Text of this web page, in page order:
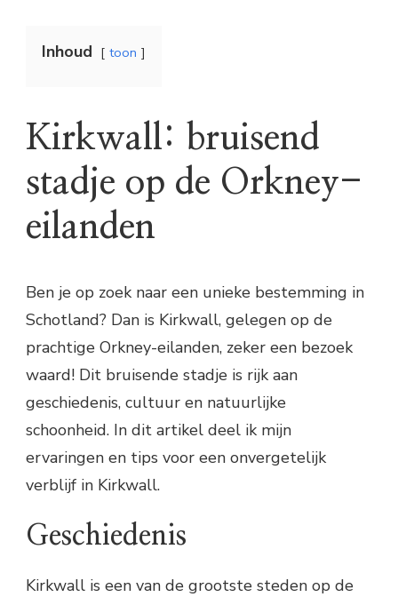
Inhoud toon
Kirkwall: bruisend
stadje op de Orkney-
eilanden
Ben je op zoek naar een unieke bestemming in
Schotland? Dan is Kirkwall, gelegen op de
prachtige Orkney-eilanden, zeker een bezoek
waard! Dit bruisende stadje is rijk aan
geschiedenis, cultuur en natuurlijke
schoonheid. In dit artikel deel ik mijn
ervaringen en tips voor een onvergetelijk
verblijf in Kirkwall.
Geschiedenis
Kirkwall is een van de grootste steden op de